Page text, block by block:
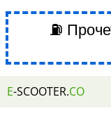
⛽
E-SCOOTER.CO